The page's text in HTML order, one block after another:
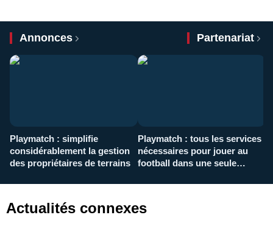
Annonces Partenariat
Playmatch : simplifie
considérablement la gestion
des propriétaires de terrains
Playmatch : tous les services
nécessaires pour jouer au
football dans une seule
Actualités connexes